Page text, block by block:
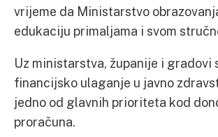
vrijeme da Ministarstvo
edukaciju primaljama i svom
Uz ministarstva, županije i gradovi
financijsko ulaganje u javno
jedno od glavnih prioriteta kod
proračuna.